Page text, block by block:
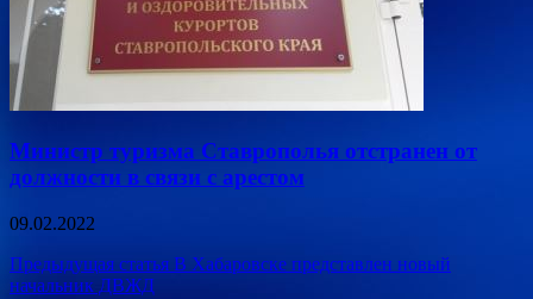
Министр туризма Ставрополья отстранен от
должности в связи с арестом
09.02.2022
Навигация
Предыдущая статья В Хабаровске представлен новый
начальник ДВЖД